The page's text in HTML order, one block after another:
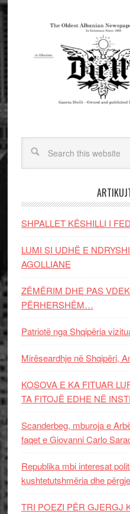
SHPALLET KËSHILLI I
LUMI SI UDHË E
AGOLLIANE
ZËMËRIM DHE PAS
PËRHERSHËM…
Patriotë nga Shqipëria
Mirëseardhje në Shqipëri,
KOSOVA E KA FITUAR
TA FITOJË EDHE NË
Scanderbeg, mburoja e
faqet e Giovanni Carlo
Republika mbi interesat
kushtetutshmëria dhe
TRI POEZI PËR GJERGJ